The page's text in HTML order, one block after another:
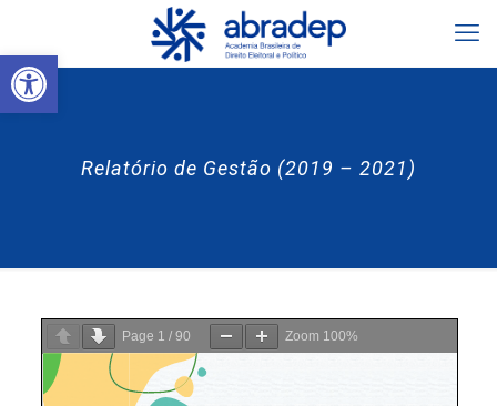
Abrir a barra de ferramentas
Relatório de Gestão (2019 – 2021)
Page 1 / 90 Zoom 100%